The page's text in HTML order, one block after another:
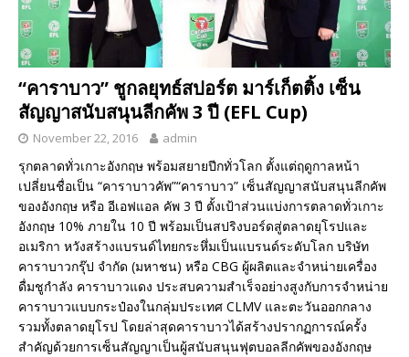
“คาราบาว” ชูกลยุทธ์สปอร์ต มาร์เก็ตติ้ง เซ็น
สัญญาสนับสนุนลีกคัพ 3 ปี (EFL Cup)
November 22, 2016 admin
รุกตลาดทั่วเกาะอังกฤษ พร้อมสยายปีกทั่วโลก ตั้งแต่ฤดูกาลหน้า
เปลี่ยนชื่อเป็น “คาราบาวคัพ”“คาราบาว” เซ็นสัญญาสนับสนุนลีกคัพ
ของอังกฤษ หรือ อีเอฟแอล คัพ 3 ปี ตั้งเป้าส่วนแบ่งการตลาดทั่วเกาะ
อังกฤษ 10% ภายใน 10 ปี พร้อมเป็นสปริงบอร์ดสู่ตลาดยุโรปและ
อเมริกา หวังสร้างแบรนด์ไทยกระหึ่มเป็นแบรนด์ระดับโลก บริษัท
คาราบาวกรุ๊ป จำกัด (มหาชน) หรือ CBG ผู้ผลิตและจำหน่ายเครื่อง
ดื่มชูกำลัง คาราบาวแดง ประสบความสำเร็จอย่างสูงกับการจำหน่าย
คาราบาวแบบกระป๋องในกลุ่มประเทศ CLMV และตะวันออกกลาง
รวมทั้งตลาดยุโรป โดยล่าสุดคาราบาวได้สร้างปรากฏการณ์ครั้ง
สำคัญด้วยการเซ็นสัญญาเป็นผู้สนับสนุนฟุตบอลลีกคัพของอังกฤษ